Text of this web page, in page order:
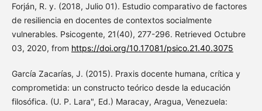
Forján, R. y. (2018, Julio 01). Estudio comparativo de factores
de resiliencia en docentes de contextos socialmente
vulnerables. Psicogente, 21(40), 277-296. Retrieved Octubre
03, 2020, from https://doi.org/10.17081/psico.21.40.3075
García Zacarías, J. (2015). Praxis docente humana, crítica y
comprometida: un constructo teórico desde la educación
filosófica. (U. P. Lara", Ed.) Maracay, Aragua, Venezuela: